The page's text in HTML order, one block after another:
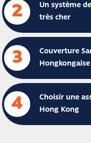
2
Un système
très cher
3
Couverture
Hongkongaise
4
Choisir une
Hong Kong